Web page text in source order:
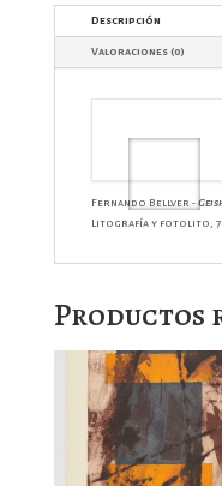
Descripción
Valoraciones (0)
Fernando Bellver -
Litografía y fotolito, 70
Productos